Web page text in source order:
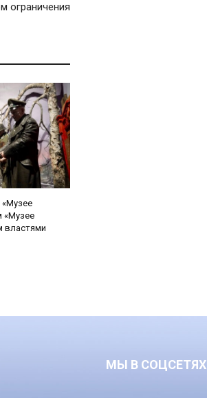
ограничения
«Музее
властями
МЫ В СОЦСЕТЯХ